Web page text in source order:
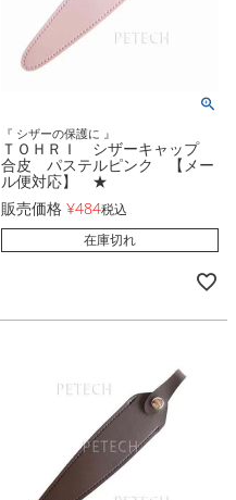
『 シザーの保護に 』
ＴＯＨＲＩ シザーキャップ
合皮 パステルピンク 【メー
ル便対応】 ★
販売価格 ¥484税込
在庫切れ